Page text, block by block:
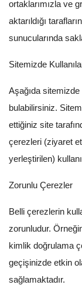
ortaklarımızla ve
aktarıldığı
sunucularında
Sitemizde
Aşağıda sitemizde
bulabilirsiniz.
ettiğiniz site
çerezleri (ziyaret
yerleştirilen)
Zorunlu Çerezler
Belli çerezlerin
zorunludur.
kimlik doğrulama
geçişinizde etkin
sağlamaktadır.